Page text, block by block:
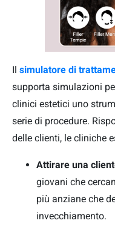
Il simulatore di
supporta simulazioni
clinici estetici uno
serie di procedure.
delle clienti, le cliniche
Attirare una
giovani che
più anziane che
invecchiamento.